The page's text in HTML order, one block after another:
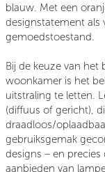
blauw. Met een
designstatement als
gemoedstoestand.
Bij de keuze van het
woonkamer is het
uitstraling te letten.
(diffuus of gericht),
draadloos/
gebruiksgemak
designs – en
aanbieden van